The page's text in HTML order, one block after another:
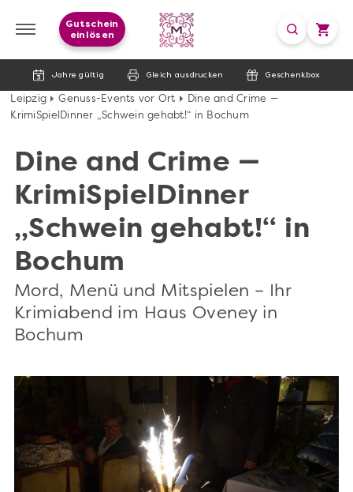
Jahre gültig Gleich ausdrucken Geschenkbox
Gutschein
einlösen
Leipzig Genuss-Events vor Ort
Dine and Crime —
KrimiSpielDinner „Schwein gehabt!“ in Bochum
Dine and Crime —
KrimiSpielDinner
„Schwein gehabt!“ in
Bochum
Mord, Menü und Mitspielen – Ihr
Krimiabend im Haus Oveney in
Bochum